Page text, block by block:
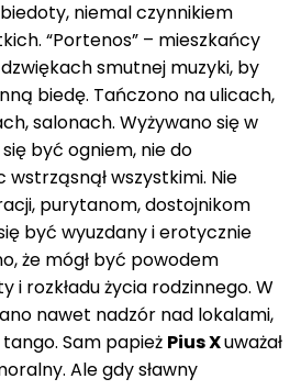
niemal czynnikiem
“Portenos” – mieszkańcy
smutnej muzyki, by
biedę. Tańczono na ulicach,
salonach. Wyżywano się w
się być ogniem, nie do
wstrząsnął wszystkimi. Nie
purytanom, dostojnikom
być wyuzdany i erotycznie
że mógł być powodem
i rozkładu życia rodzinnego. W
nawet nadzór nad lokalami,
Sam papież Pius Xuważał
Ale gdy sławny